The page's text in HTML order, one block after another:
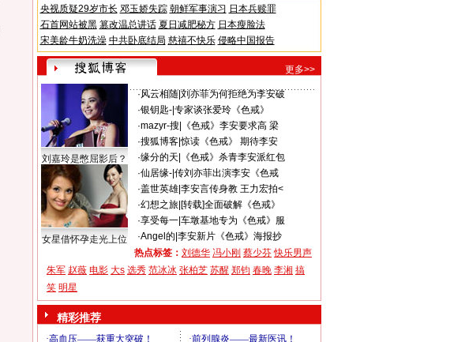
央视质疑29岁市长 邓玉娇失踪 朝鲜军事演习 日本兵赎罪
石首网站被黑 篡改温总讲话 夏日减肥秘方 日本瘦脸法
宋美龄牛奶洗澡 中共卧底结局 慈禧不快乐 侵略中国报告
更多>>
刘嘉玲是憋屈影后？
女星借怀孕走光上位
·风云相随| 刘亦菲为何拒绝为李安破
·银钥匙-| 专家谈张爱玲《色戒》
·mazyr-搜
《色戒》李安要求高 梁
·搜狐博客|惊读《色戒》 期待李安
·缘分的天
《色戒》杀青李安派红包
·仙居缘-| 传刘亦菲出演李安《色戒
·盖世英雄| 李安言传身教 王力宏拍<
·幻想之旅| [转载]全面破解《色戒》
·享受每一| 车墩基地专为《色戒》服
·Angel的 李安新片《色戒》海报抄
热点标签： 刘德华 冯小刚 蔡少芬 快乐男声
朱军 赵薇 电影 大s 选秀 范冰冰 张柏芝 苏醒 郑钧 春晚 李湘 搞
笑 明星
精彩推荐